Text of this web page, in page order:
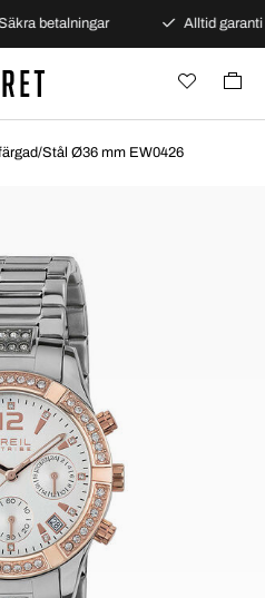
betalningar Alltid garanti
Stål Ø36 mm EW0426